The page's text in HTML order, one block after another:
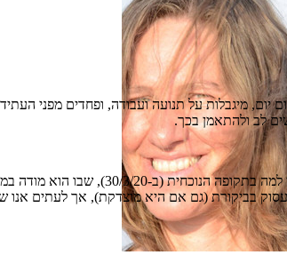
יום, מיגבלות על תנועה ועבודה, ופחדים מפני
לב ולהתאמן בכך.
נתקלתי במכתב שכתב
לעסוק בביקורת (גם אם היא מוצדקת), אך לעתים